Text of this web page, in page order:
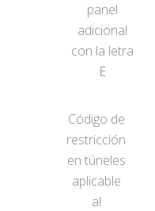
panel
adicional
con la letra
E
Código de
restricción
en túneles
aplicable
al